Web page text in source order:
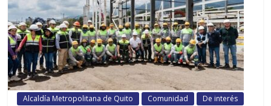
Alcaldía Metropolitana de Quito Comunidad
De interés